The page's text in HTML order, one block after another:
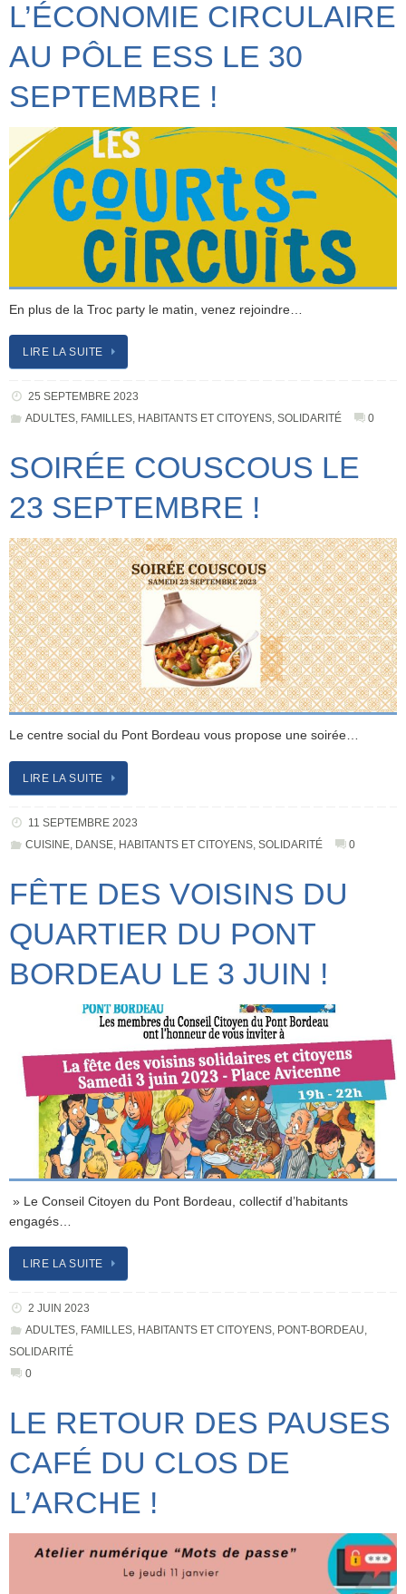
L’ÉCONOMIE CIRCULAIRE
AU PÔLE ESS LE 30
SEPTEMBRE !
En plus de la Troc party le matin, venez rejoindre…
LIRE LA SUITE
25 SEPTEMBRE 2023
ADULTES, FAMILLES, HABITANTS ET CITOYENS, SOLIDARITÉ 0
SOIRÉE COUSCOUS LE
23 SEPTEMBRE !
Le centre social du Pont Bordeau vous propose une soirée…
LIRE LA SUITE
11 SEPTEMBRE 2023
CUISINE, DANSE, HABITANTS ET CITOYENS, SOLIDARITÉ 0
FÊTE DES VOISINS DU
QUARTIER DU PONT
BORDEAU LE 3 JUIN !
» Le Conseil Citoyen du Pont Bordeau, collectif d’habitants
engagés…
LIRE LA SUITE
2 JUIN 2023
ADULTES, FAMILLES, HABITANTS ET CITOYENS, PONT-BORDEAU,
SOLIDARITÉ
0
LE RETOUR DES PAUSES
CAFÉ DU CLOS DE
L’ARCHE !